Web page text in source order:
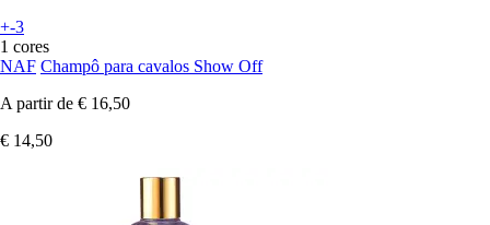
+-3
1 cores
NAF Champô para cavalos Show Off
A partir de € 16,50
€ 14,50